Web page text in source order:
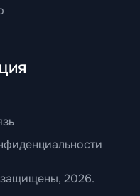
2026.